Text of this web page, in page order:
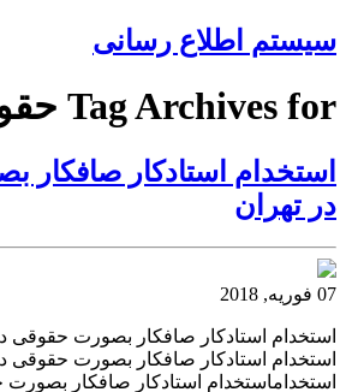
سیستم اطلاع رسانی
Tag Archives for حقوقی
استخدام استادکار صافکار
در تهران
07 فوریه, 2018
استخدام استادکار صافکار بصورت حقوقی
استخدام استادکار صافکار بصورت حقوقی
استخداماستخدام استادکار صافکار